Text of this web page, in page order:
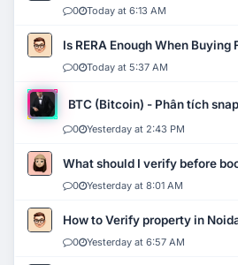
0 Today at 6:13 AM
Is RERA Enough When Buying
0 Today at 5:37 AM
BTC (Bitcoin) - Phân tích
0 Yesterday at 2:43 PM
What should I verify before
0 Yesterday at 8:01 AM
How to Verify property in
0 Yesterday at 6:57 AM